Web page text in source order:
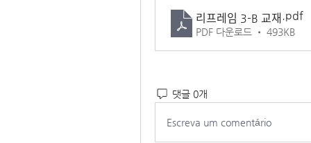
리프레임 3-B 교재 .pdf
PDF 다운로드 • 493KB
댓글 0개
Escreva um comentário